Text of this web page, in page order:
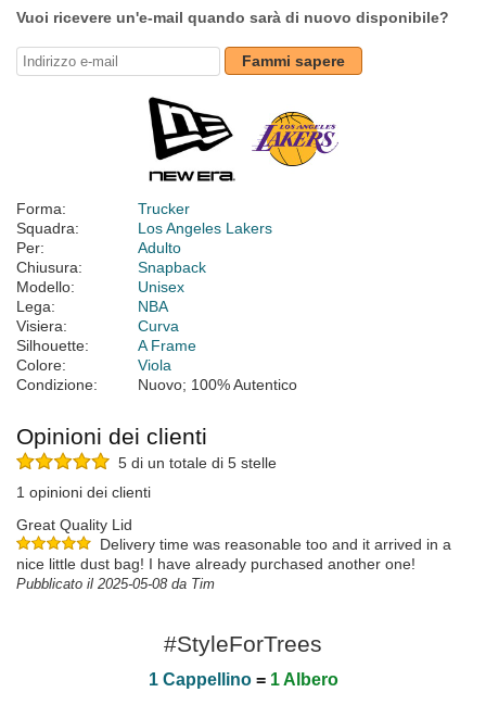
Vuoi ricevere un'e-mail quando sarà di nuovo disponibile?
Fammi sapere
Forma:
Trucker
Squadra:
Los Angeles Lakers
Per:
Adulto
Chiusura:
Snapback
Modello:
Unisex
Lega:
NBA
Visiera:
Curva
Silhouette:
A Frame
Colore:
Viola
Condizione:
Nuovo; 100% Autentico
Opinioni dei clienti
5 di un totale di 5 stelle
1 opinioni dei clienti
Great Quality Lid
Delivery time was reasonable too and it arrived in a
nice little dust bag! I have already purchased another one!
Pubblicato il 2025-05-08 da Tim
#StyleForTrees
1 Cappellino= 1 Albero